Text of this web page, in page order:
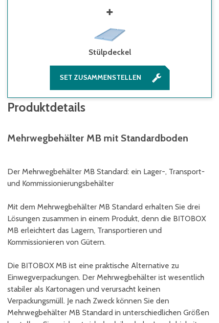
Stülpdeckel
SET ZUSAMMENSTELLEN
Produktdetails
Mehrwegbehälter MB mit Standardboden
Der Mehrwegbehälter MB Standard: ein Lager-, Transport-
und Kommissionierungsbehälter
Mit dem Mehrwegbehälter MB Standard erhalten Sie drei
Lösungen zusammen in einem Produkt, denn die BITOBOX
MB erleichtert das Lagern, Transportieren und
Kommissionieren von Gütern.
Die BITOBOX MB ist eine praktische Alternative zu
Einwegverpackungen. Der Mehrwegbehälter ist wesentlich
stabiler als Kartonagen und verursacht keinen
Verpackungsmüll. Je nach Zweck können Sie den
Mehrwegbehälter MB Standard in unterschiedlichen Größen